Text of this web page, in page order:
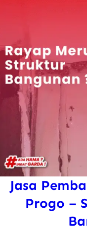
Jasa
Progo –